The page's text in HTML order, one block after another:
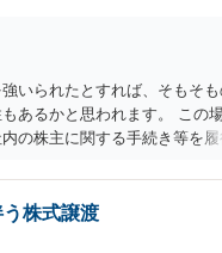
いられたとすれば、そもそ
あるかと思われます。 この
の株主に関する手続き等を
る可能性はあるかと思われ
その裏付けとなる証拠の有無
れる手段も変わってこようか
株式譲渡